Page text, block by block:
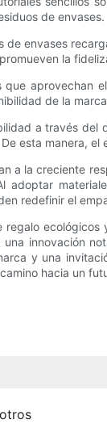
de envases.
de envases
la
que aprovechan
de la
a través
esta manera,
a la creciente
adoptar
redefinir el
regalo
innovación
y una
hacia un